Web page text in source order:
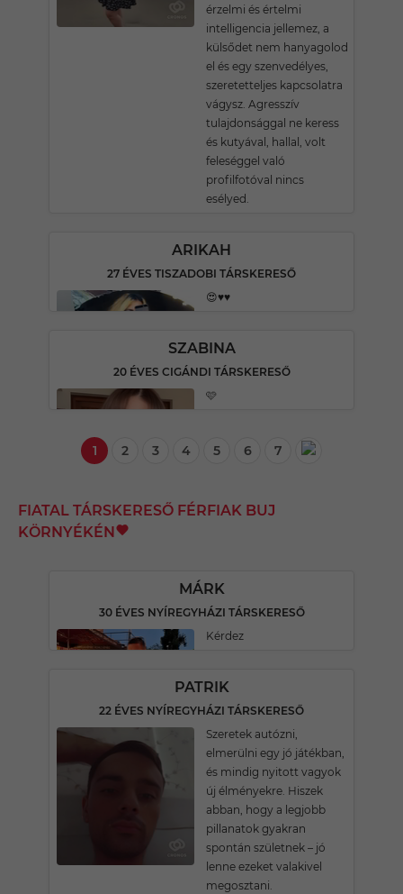
érzelmi és értelmi
intelligencia jellemez, a
külsődet nem hanyagolod
el és egy szenvedélyes,
szeretetteljes kapcsolatra
vágysz. Agresszív
tulajdonsággal ne keress
és kutyával, hallal, volt
feleséggel való
profilfotóval nincs
esélyed.
ARIKAH
27 ÉVES TISZADOBI TÁRSKERESŐ
😍♥️♥️
SZABINA
20 ÉVES CIGÁNDI TÁRSKERESŐ
🩷
1 2 3 4 5 6 7
FIATAL TÁRSKERESŐ FÉRFIAK BUJ
KÖRNYÉKÉN
MÁRK
30 ÉVES NYÍREGYHÁZI TÁRSKERESŐ
Kérdez
PATRIK
22 ÉVES NYÍREGYHÁZI TÁRSKERESŐ
Szeretek autózni,
elmerülni egy jó játékban,
és mindig nyitott vagyok
új élményekre. Hiszek
abban, hogy a legjobb
pillanatok gyakran
spontán születnek – jó
lenne ezeket valakivel
megosztani.